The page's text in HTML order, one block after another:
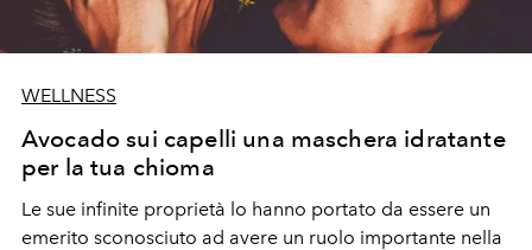
WELLNESS
Avocado sui capelli una maschera idratante
per la tua chioma
Le sue infinite proprietà lo hanno portato da essere un
emerito sconosciuto ad avere un ruolo importante nella